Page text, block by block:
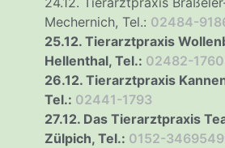
Mechernich, Tel.: 02484-
25.12. Tierarztpraxis
Hellenthal, Tel.: 02482-1760
26.12. Tierarztpraxis
Tel.: 02441-1793
27.12. Das Tierarztpraxis
Zülpich, Tel.: 0152-